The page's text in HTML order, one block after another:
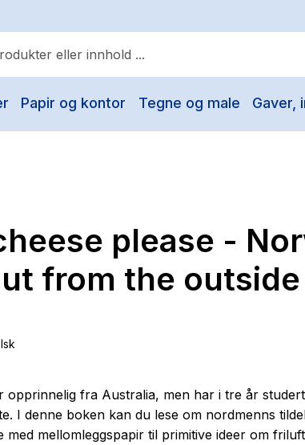
Papir og kontor Tegne og male Gaver,
trening
please -
from the
opprinnelig fra Australia, men har i tre år
I denne boken kan du lese om nordmenns
med mellomleggspapir til primitive ideer om